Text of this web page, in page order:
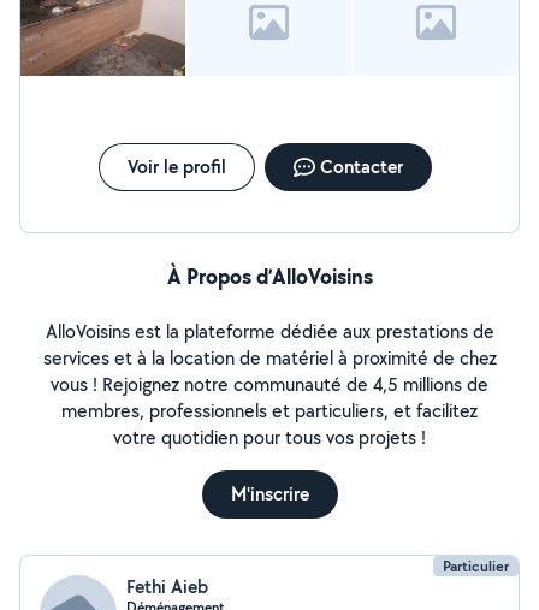
Voir le profil Contacter
À Propos d’AlloVoisins
AlloVoisins est la plateforme dédiée aux prestations de
services et à la location de matériel à proximité de chez
vous ! Rejoignez notre communauté de 4,5 millions de
membres, professionnels et particuliers, et facilitez
votre quotidien pour tous vos projets !
M'inscrire
Particulier
Fethi Aieb